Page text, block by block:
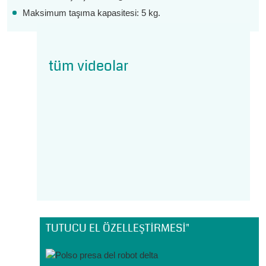
Maksimum taşıma kapasitesi: 5 kg.
tüm videolar
TUTUCU EL ÖZELLEŞTIRMESI"